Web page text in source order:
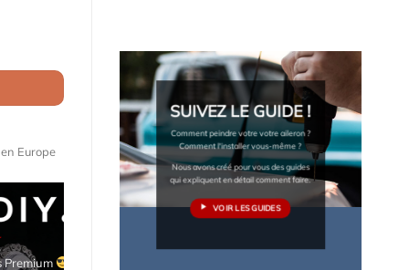
SUIVEZ LE GUIDE !
Comment peindre votre votre aileron ?
Comment l'installer vous-même ?
Nous avons créé pour vous des guides
qui expliquent en détail comment faire.
VOIR LES GUIDES
Europe